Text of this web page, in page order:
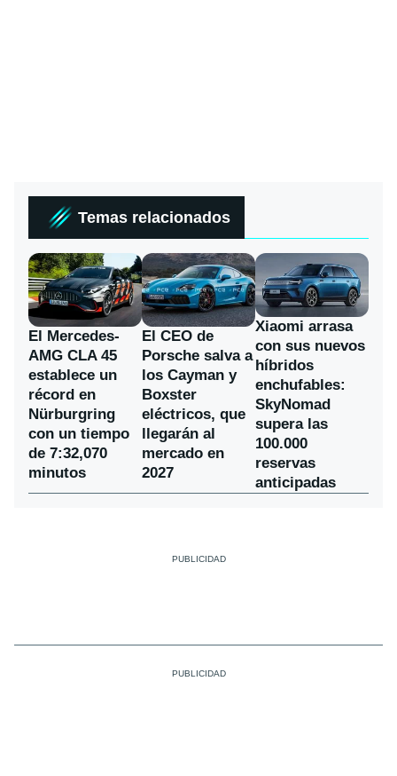
Temas relacionados
El Mercedes-
AMG CLA 45
establece un
récord en
Nürburgring
con un tiempo
de 7:32,070
minutos
El CEO de
Porsche salva a
los Cayman y
Boxster
eléctricos, que
llegarán al
mercado en
2027
Xiaomi arrasa
con sus nuevos
híbridos
enchufables:
SkyNomad
supera las
100.000
reservas
anticipadas